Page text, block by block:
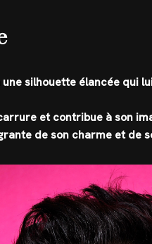
une silhouette élancée
et contribue à son
de son charme et de